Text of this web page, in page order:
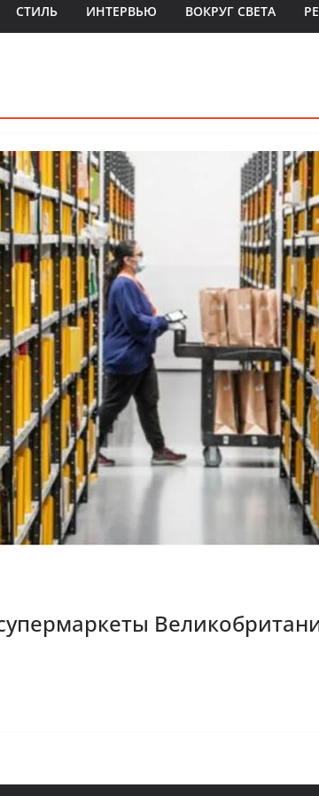
СТИЛЬ ИНТЕРВЬЮ ВОКРУГ СВЕТА